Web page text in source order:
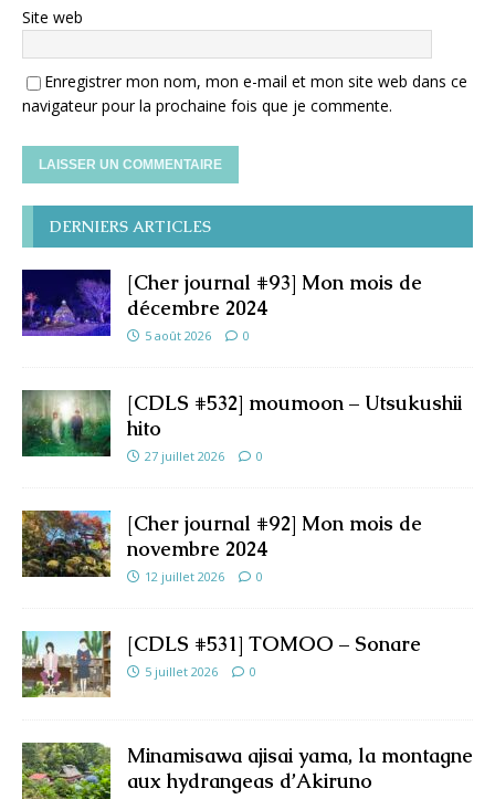
Site web
Enregistrer mon nom, mon e-mail et mon site web dans ce
navigateur pour la prochaine fois que je commente.
DERNIERS ARTICLES
[Cher journal #93] Mon mois de
décembre 2024
5 août 2026 0
[CDLS #532] moumoon – Utsukushii
hito
27 juillet 2026 0
[Cher journal #92] Mon mois de
novembre 2024
12 juillet 2026 0
[CDLS #531] TOMOO – Sonare
5 juillet 2026 0
Minamisawa ajisai yama, la montagne
aux hydrangeas d’Akiruno